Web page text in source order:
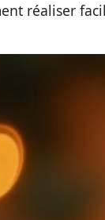
réaliser